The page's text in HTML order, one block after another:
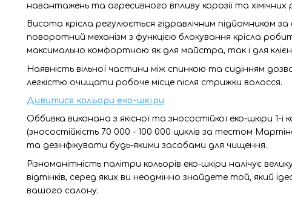
навантажень та агресивного впливу корозії та хімічних
Висота крісла регулюється гідравлічним підйомником
поворотний механізм з функцією блокування крісла
максимально комфортною як для майстра, так і для
Наявність вільної частини між спинкою та сидінням
легкістю очищати робоче місце після стрижки волосся.
Дивитися кольори еко-шкіри
Оббивка виконана з якісної та зносостійкої еко-шкіри 1-ї
(зносостійкість 70 000 - 100 000 циклів за тестом
та дезінфікувати будь-якими засобами для чищення.
Різноманітність палітри кольорів еко-шкіри налічує
відтінків, серед яких ви неодмінно знайдете той, який
вашого салону.